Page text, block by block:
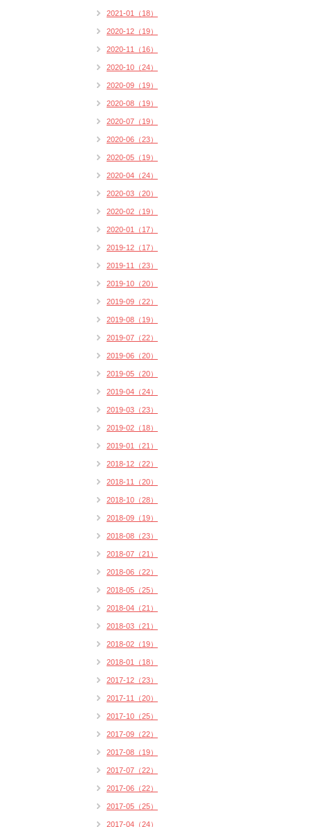
2021-01（18）
2020-12（19）
2020-11（16）
2020-10（24）
2020-09（19）
2020-08（19）
2020-07（19）
2020-06（23）
2020-05（19）
2020-04（24）
2020-03（20）
2020-02（19）
2020-01（17）
2019-12（17）
2019-11（23）
2019-10（20）
2019-09（22）
2019-08（19）
2019-07（22）
2019-06（20）
2019-05（20）
2019-04（24）
2019-03（23）
2019-02（18）
2019-01（21）
2018-12（22）
2018-11（20）
2018-10（28）
2018-09（19）
2018-08（23）
2018-07（21）
2018-06（22）
2018-05（25）
2018-04（21）
2018-03（21）
2018-02（19）
2018-01（18）
2017-12（23）
2017-11（20）
2017-10（25）
2017-09（22）
2017-08（19）
2017-07（22）
2017-06（22）
2017-05（25）
2017-04（24）